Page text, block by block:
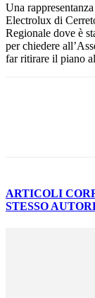
Una
Electrolux di
Regionale dove è
per chiedere
far ritirare il piano
ARTICOLI
STESSO